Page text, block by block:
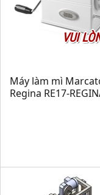
VUI
Máy làm mì
Regina RE17-